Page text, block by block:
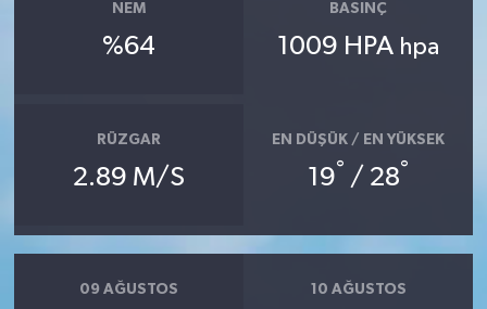
NEM
%64
BASINÇ
1009 HPA hpa
RÜZGAR
2.89 M/S
EN DÜŞÜK / EN YÜKSEK
19° / 28°
09 AĞUSTOS 10 AĞUSTOS